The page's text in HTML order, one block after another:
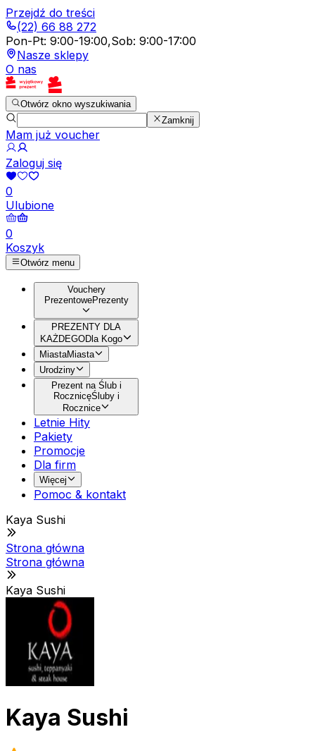
Przejdź do treści
(22) 66 88 272
Pon-Pt: 9:00-19:00,Sob: 9:00-17:00
Nasze sklepy
O nas
Otwórz okno wyszukiwania
Zamknij
Mam już voucher
Zaloguj się
0
Ulubione
0
Koszyk
Otwórz menu
Vouchery
PrezentowePrezenty
PREZENTY DLA
KAŻDEGODla Kogo
MiastaMiasta
Urodziny
Prezent na Ślub i
RocznicęŚluby i
Rocznice
Letnie Hity
Pakiety
Promocje
Dla firm
Więcej
Pomoc & kontakt
Kaya Sushi
Strona główna
Strona główna
Kaya Sushi
Kaya Sushi